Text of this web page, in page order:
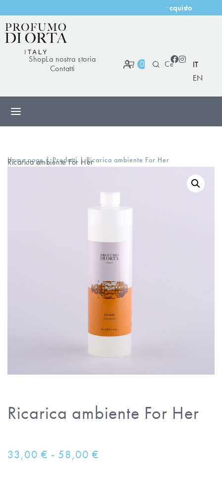
cquisto
ShopLa nostra storia
Contatti
0
IT
EN
Home page | Prodotti | Ricarica ambiente For Her
Ricarica ambiente For Her
Ricarica ambiente For Her
33,00 € - 58,00 €